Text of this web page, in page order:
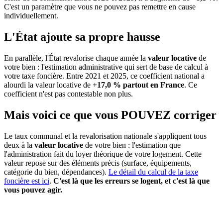
C'est un paramètre que vous ne pouvez pas remettre en cause
individuellement.
L'État ajoute sa propre hausse
En parallèle, l'État revalorise chaque année la valeur locative de
votre bien : l'estimation administrative qui sert de base de calcul à
votre taxe foncière. Entre 2021 et 2025, ce coefficient national a
alourdi la valeur locative de +17,0 % partout en France. Ce
coefficient n'est pas contestable non plus.
Mais voici ce que vous POUVEZ corriger
Le taux communal et la revalorisation nationale s'appliquent tous
deux à la valeur locative de votre bien : l'estimation que
l'administration fait du loyer théorique de votre logement. Cette
valeur repose sur des éléments précis (surface, équipements,
catégorie du bien, dépendances). Le détail du calcul de la taxe
foncière est ici. C'est là que les erreurs se logent, et c'est là que
vous pouvez agir.